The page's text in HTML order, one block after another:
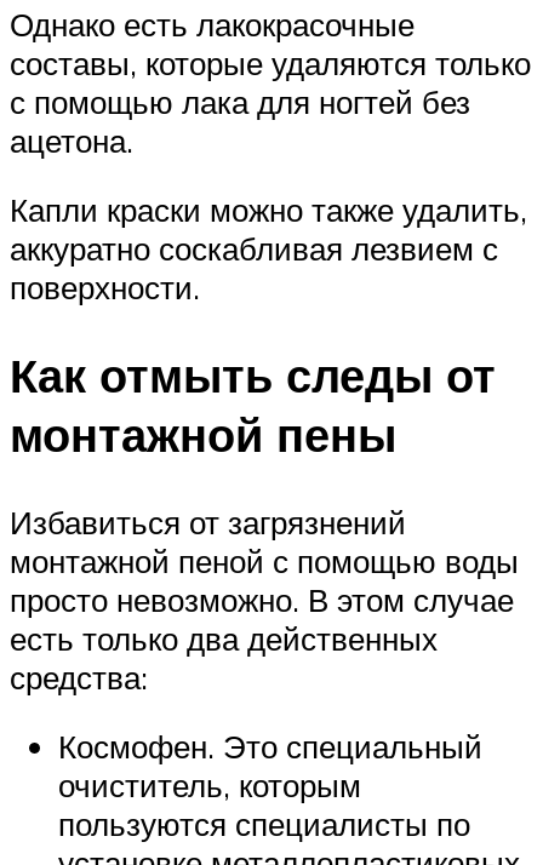
Однако есть лакокрасочные
составы, которые удаляются только
с помощью лака для ногтей без
ацетона.
Капли краски можно также удалить,
аккуратно соскабливая лезвием с
поверхности.
Как отмыть следы от
монтажной пены
Избавиться от загрязнений
монтажной пеной с помощью воды
просто невозможно. В этом случае
есть только два действенных
средства:
Космофен. Это специальный
очиститель, которым
пользуются специалисты по